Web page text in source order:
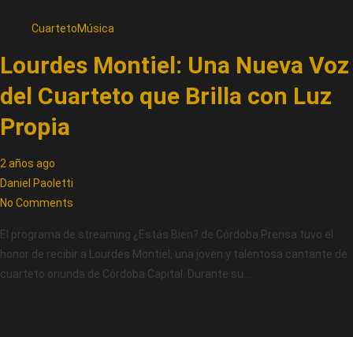
CuartetoMúsica
Lourdes Montiel: Una Nueva Voz
del Cuarteto que Brilla con Luz
Propia
2 años ago
Daniel Paoletti
No Comments
El programa de streaming ¿Estás Bien? de Córdoba Prensa tuvo el
honor de recibir a Lourdes Montiel, una joven y talentosa cantante de
cuarteto oriunda de Córdoba Capital. Durante su…